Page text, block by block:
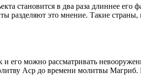
становится в два раза длиннее
разделяют это мнение. Такие страны,
его можно рассматривать
Аср до времени молитвы